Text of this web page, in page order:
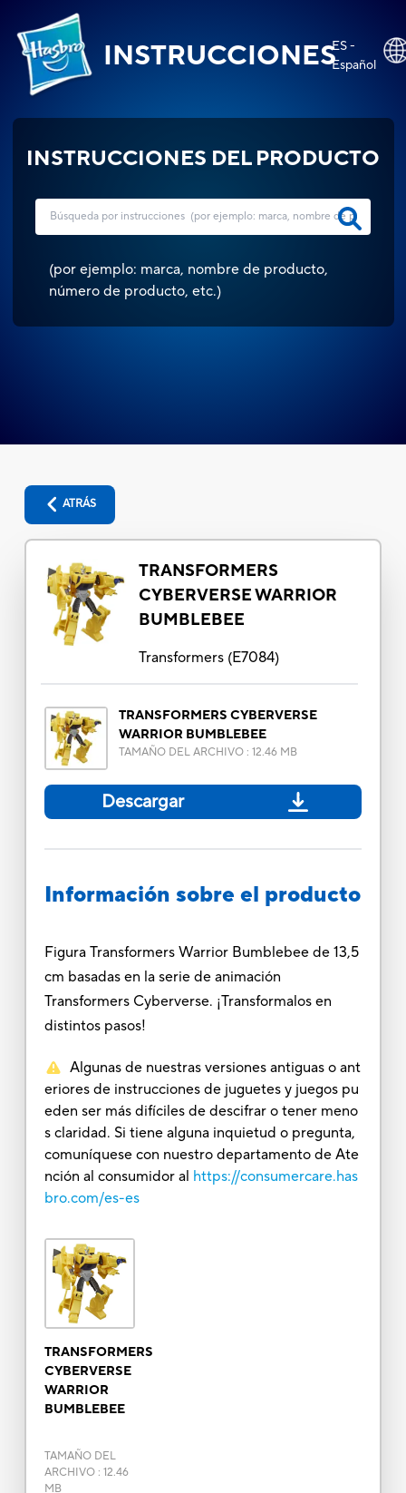
INSTRUCCIONESES -
Español
INSTRUCCIONES DEL PRODUCTO
(por ejemplo: marca, nombre de producto,
número de producto, etc.)
ATRÁS
TRANSFORMERS
CYBERVERSE WARRIOR
BUMBLEBEE
Transformers(E7084)
TRANSFORMERS CYBERVERSE
WARRIOR BUMBLEBEE
TAMAÑO DEL ARCHIVO: 12.46 MB
Descargar
Información sobre el producto
Figura Transformers Warrior Bumblebee de 13,5
cm basadas en la serie de animación
Transformers Cyberverse. ¡Transformalos en
distintos pasos!
Algunas de nuestras versiones antiguas o ant
eriores de instrucciones de juguetes y juegos pu
eden ser más difíciles de descifrar o tener meno
s claridad. Si tiene alguna inquietud o pregunta,
comuníquese con nuestro departamento de Ate
nción al consumidor al https://consumercare.has
bro.com/es-es
TRANSFORMERS
CYBERVERSE
WARRIOR
BUMBLEBEE
TAMAÑO DEL
ARCHIVO: 12.46
MB